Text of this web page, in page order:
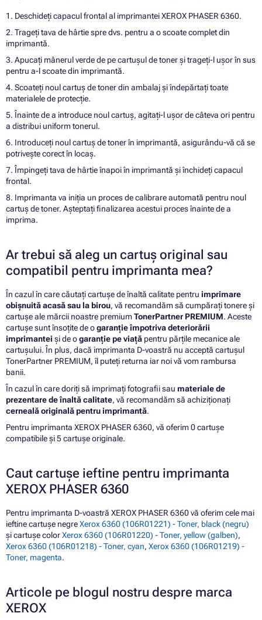
1. Deschideți capacul frontal al imprimantei XEROX PHASER 6360.
2. Trageți tava de hârtie spre dvs. pentru a o scoate complet din
imprimantă.
3. Apucați mânerul verde de pe cartușul de toner și trageți-l ușor în sus
pentru a-l scoate din imprimantă.
4. Scoateți noul cartuș de toner din ambalaj și îndepărtați toate
materialele de protecție.
5. Înainte de a introduce noul cartuș, agitați-l ușor de câteva ori pentru
a distribui uniform tonerul.
6. Introduceți noul cartuș de toner în imprimantă, asigurându-vă că se
potrivește corect în locaș.
7. Împingeți tava de hârtie înapoi în imprimantă și închideți capacul
frontal.
8. Imprimanta va iniția un proces de calibrare automată pentru noul
cartuș de toner. Așteptați finalizarea acestui proces înainte de a
imprima.
Ar trebui să aleg un cartuș original sau
compatibil pentru imprimanta mea?
În cazul în care căutați cartușe de înaltă calitate pentru imprimare
obișnuită acasă sau la birou, vă recomandăm să cumpărați tonere și
cartușe ale mărcii noastre premiumTonerPartner PREMIUM. Aceste
cartușe sunt însoțite de ogaranție împotriva deteriorării
imprimantei și de ogaranție pe viață pentru părțile mecanice ale
cartușului. În plus, dacă imprimanta D-voastră nu acceptă cartușul
TonerPartner PREMIUM, îl puteți returna iar noi vă vom rambursa
banii.
În cazul în care doriți să imprimați fotografii sau materiale de
prezentare de înaltă calitate, vă recomandăm să achiziționați
cerneală originală pentru imprimantă.
Pentru imprimanta XEROX PHASER 6360, vă oferim 0 cartușe
compatibile și 5 cartușe originale.
Caut cartușe ieftine pentru imprimanta
XEROX PHASER 6360
Pentru imprimanta D-voastră XEROX PHASER 6360 vă oferim cele mai
ieftine cartușe negreXerox 6360 (106R01221) - Toner, black (negru)
și cartușe colorXerox 6360 (106R01220) - Toner, yellow (galben),
Xerox 6360 (106R01218) - Toner, cyan, Xerox 6360 (106R01219) -
Toner, magenta.
Articole pe blogul nostru despre marca
XEROX